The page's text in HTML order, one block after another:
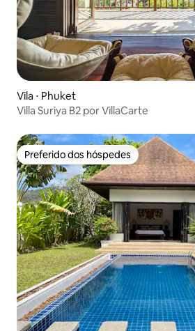
Vila ⋅ Phuket
Villa Suriya B2 por VillaCarte
Preferido dos hóspedes
Preferido dos hóspedes